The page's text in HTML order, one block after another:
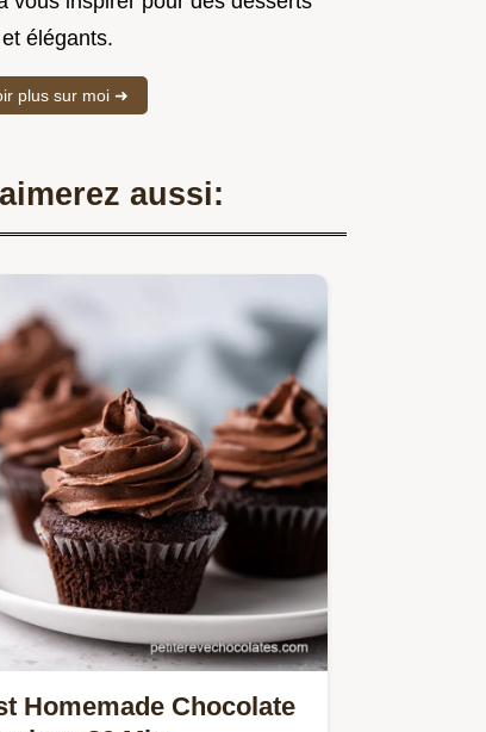
élégants.
plus sur moi ➜
aussi:
Homemade Chocolate